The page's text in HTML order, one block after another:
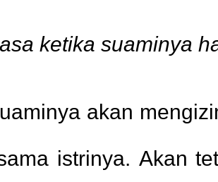
ketika suaminya
akan
istrinya. Akan